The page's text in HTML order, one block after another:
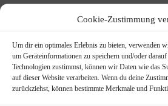
Cookie-Zustimmung
Um dir ein optimales Erlebnis zu bieten, verwenden
um Geräteinformationen zu speichern und/oder
Technologien zustimmst, können wir Daten wie das
auf dieser Website verarbeiten. Wenn du deine
zurückziehst, können bestimmte Merkmale und
ANGEBOT!